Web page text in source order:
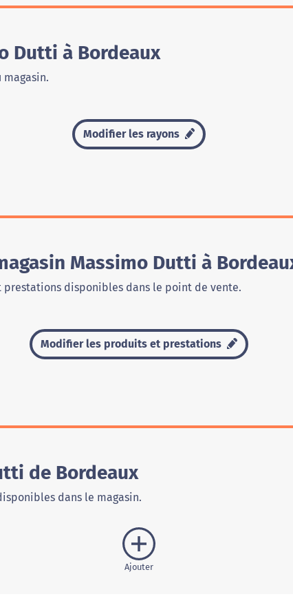
Dutti à Bordeaux
magasin.
Modifier les rayons
Massimo Dutti à
disponibles dans le point de vente.
Modifier les produits et prestations
de Bordeaux
dans le magasin.
Ajouter